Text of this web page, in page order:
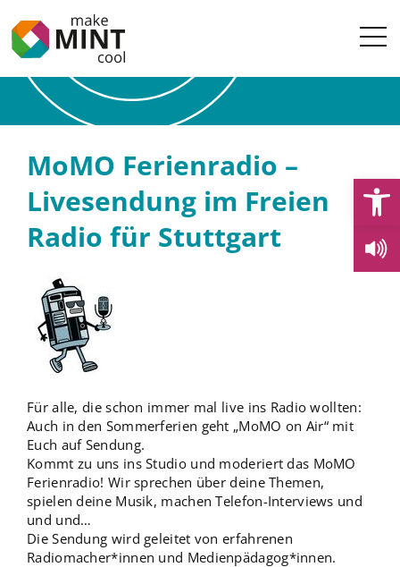
MoMO Ferienradio –
Livesendung im Freien
Radio für Stuttgart
Für alle, die schon immer mal live ins Radio wollten:
Auch in den Sommerferien geht „MoMO on Air“ mit
Euch auf Sendung.
Kommt zu uns ins Studio und moderiert das MoMO
Ferienradio! Wir sprechen über deine Themen,
spielen deine Musik, machen Telefon-Interviews und
und und…
Die Sendung wird geleitet von erfahrenen
Radiomacher*innen und Medienpädagog*innen.